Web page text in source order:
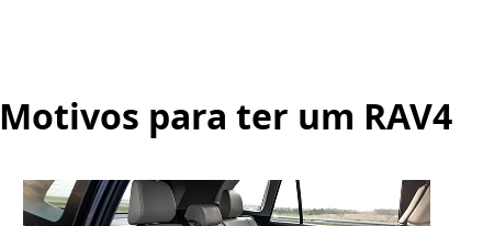
Motivos para ter um RAV4